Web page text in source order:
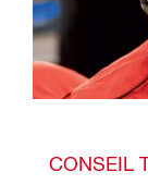
CONSEIL